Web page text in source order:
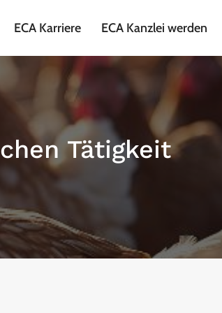
ECA Karriere ECA Kanzlei werden
Tätigkeit